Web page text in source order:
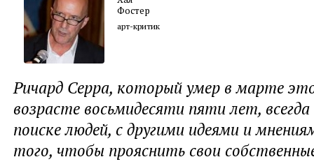
Фостер
арт-критик
Ричард Серра, который умер в марте
возрасте восьмидесяти пяти лет, всегда
поиске людей, с другими идеями и
того, чтобы прояснить свои